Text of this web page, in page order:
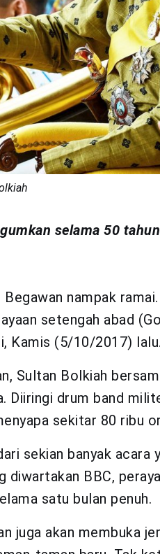
selama 50
nampak
setengah abad
Kamis (5/10/2017) lalu.
Sultan Bolkiah
Diiringi drum band
sekitar 80 ribu
sekian banyak
diwartakan BBC,
satu bulan penuh.
juga akan membuka